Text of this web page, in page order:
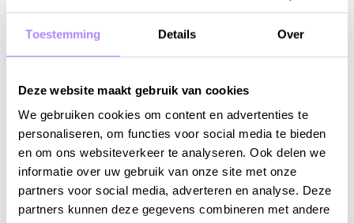
Toestemming Details Over
Deze website maakt gebruik van cookies
We gebruiken cookies om content en advertenties te
personaliseren, om functies voor social media te bieden
en om ons websiteverkeer te analyseren. Ook delen we
informatie over uw gebruik van onze site met onze
partners voor social media, adverteren en analyse. Deze
partners kunnen deze gegevens combineren met andere